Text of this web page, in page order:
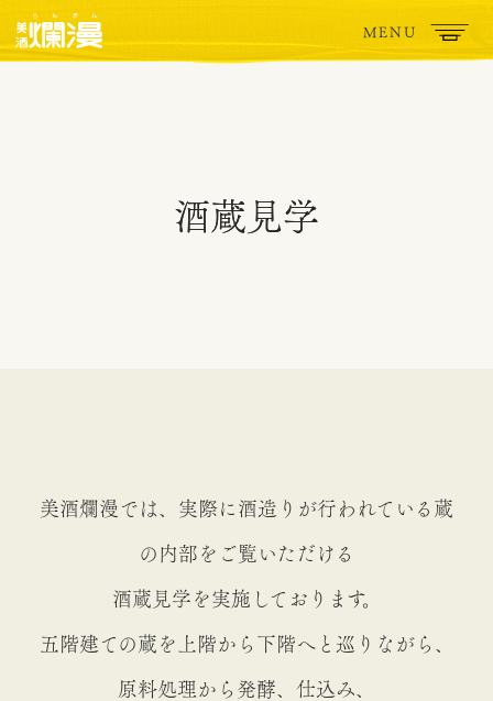
MENU
酒蔵見学
美酒爛漫では、実際に酒造りが行われている蔵
の内部をご覧いただける
酒蔵見学を実施しております。
五階建ての蔵を上階から下階へと巡りながら、
原料処理から発酵、仕込み、